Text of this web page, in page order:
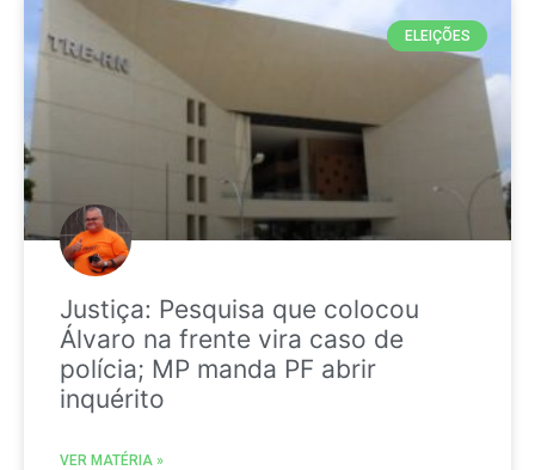
ELEIÇÕES
Justiça: Pesquisa que colocou
Álvaro na frente vira caso de
polícia; MP manda PF abrir
inquérito
VER MATÉRIA »